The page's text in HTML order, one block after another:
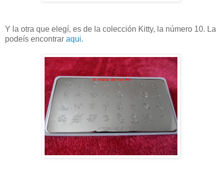
Y la otra que elegí, es de la colección Kitty, la número 10. La
podeís encontrar aqui.